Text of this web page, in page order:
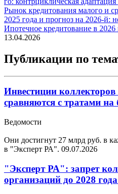
Рынок кредитования малого и
2025 года и прогноз на 2026-й:
Ипотечное кредитование в 2026
13.04.2026
Публикации по
Инвестиции
сравняются с тратами на
Ведомости
Они достигнут 27 млрд руб. в
в "Эксперт РА". 09.07.2026
"Эксперт РА": запрет
организаций до 2028